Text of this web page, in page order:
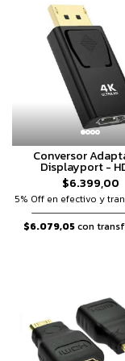
Conversor
Displayport -
$6.399,00
5% Off en efectivo y
$6.079,05con